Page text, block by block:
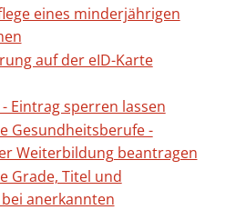
eines minderjährigen
auf der eID-Karte
Eintrag sperren lassen
Gesundheitsberufe -
Weiterbildung beantragen
Grade, Titel und
anerkannten